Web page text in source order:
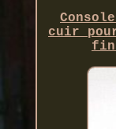
cuir pour